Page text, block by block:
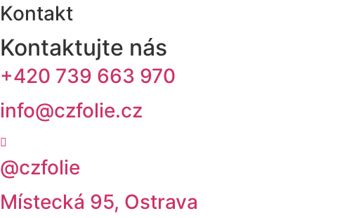
Kontakt
Kontaktujte nás
+420 739 663 970
info@czfolie.cz
@czfolie
Místecká 95, Ostrava